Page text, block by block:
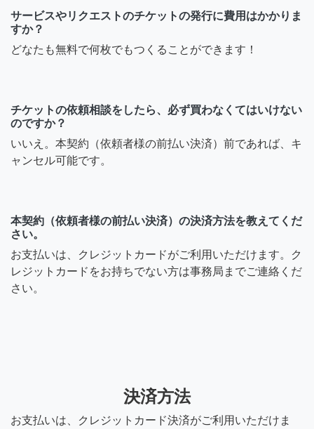
サービスやリクエストのチケットの発行に費用はかかりま
すか？
どなたも無料で何枚でもつくることができます！
チケットの依頼相談をしたら、必ず買わなくてはいけない
のですか？
いいえ。本契約（依頼者様の前払い決済）前であれば、キ
ャンセル可能です。
本契約（依頼者様の前払い決済）の決済方法を教えてくだ
さい。
お支払いは、クレジットカードがご利用いただけます。ク
レジットカードをお持ちでない方は事務局までご連絡くだ
さい。
決済方法
お支払いは、クレジットカード決済がご利用いただけま